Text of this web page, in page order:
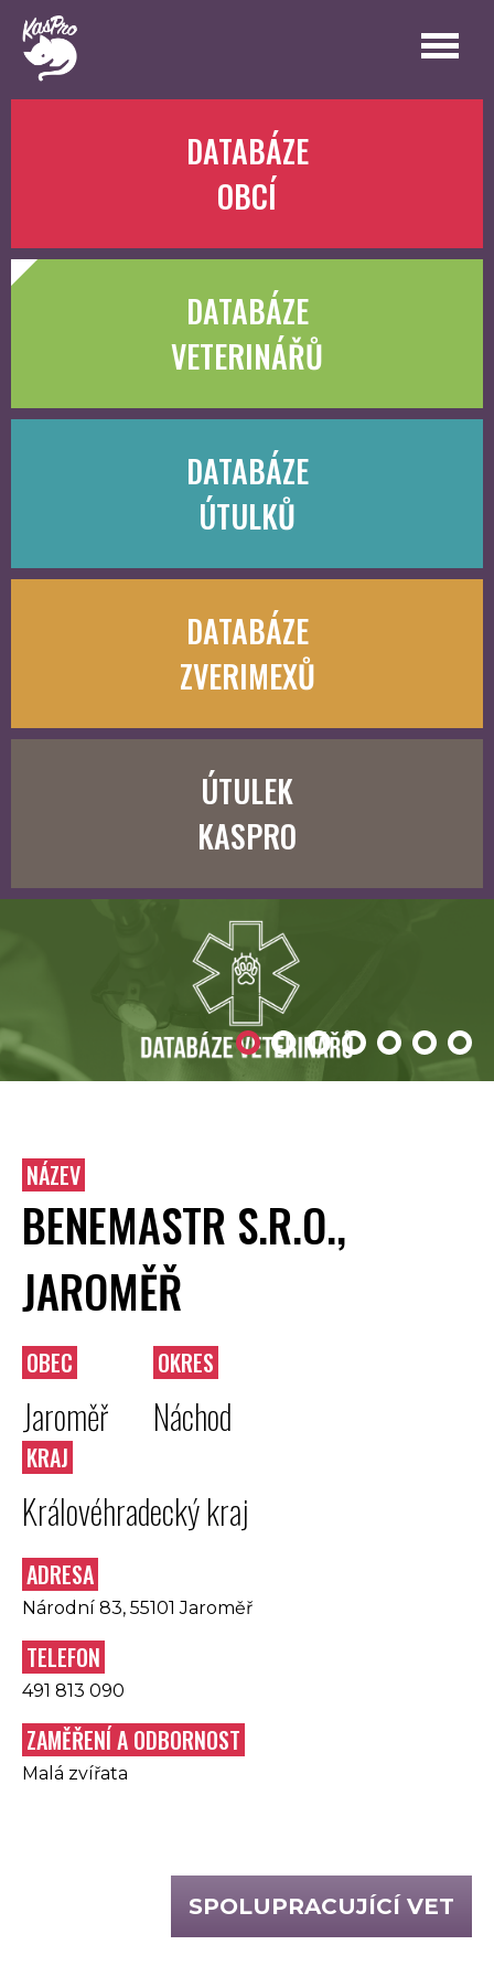
DATABÁZE
OBCÍ
DATABÁZE
VETERINÁŘŮ
DATABÁZE
ÚTULKŮ
DATABÁZE
ZVERIMEXŮ
ÚTULEK
KASPRO
NÁZEV
BENEMASTR S.R.O.,
JAROMĚŘ
OBEC
Jaroměř
OKRES
Náchod
KRAJ
Královéhradecký kraj
ADRESA
Národní 83, 55101 Jaroměř
TELEFON
491 813 090
ZAMĚŘENÍ A ODBORNOST
Malá zvířata
SPOLUPRACUJÍCÍ VET